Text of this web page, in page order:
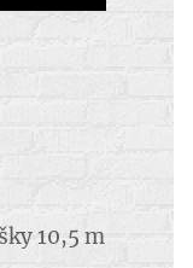
10,5 m